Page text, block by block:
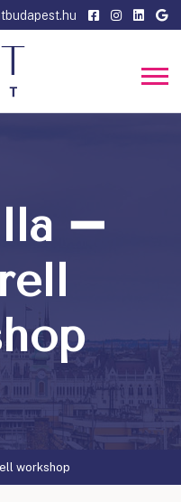
➖
workshop